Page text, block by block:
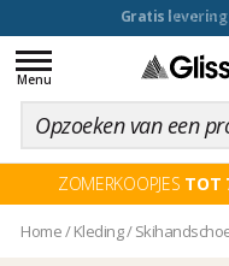
voor
Toggle
navigation
Menu
ZOMERKOOPJES TOT
Home/ Kleding/